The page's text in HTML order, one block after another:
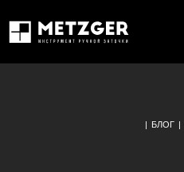
| БЛОГ |